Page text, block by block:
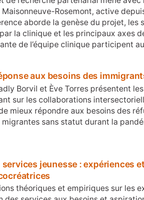
Rosemont, active
aborde la genèse du projet, les
la clinique et les principaux axes
de l’équipe clinique participent
aux besoins des
Borvil et Ève Torres présentent les
sur les collaborations
mieux répondre aux besoins des
migrantes sans statut durant la
jeunesse : expériences
théoriques et empiriques sur les